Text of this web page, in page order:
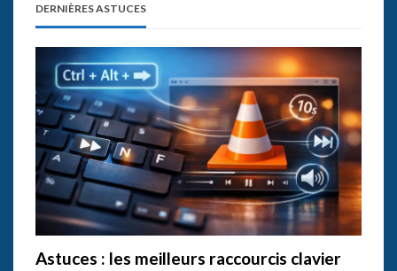
DERNIÈRES ASTUCES
Astuces : les meilleurs raccourcis clavier